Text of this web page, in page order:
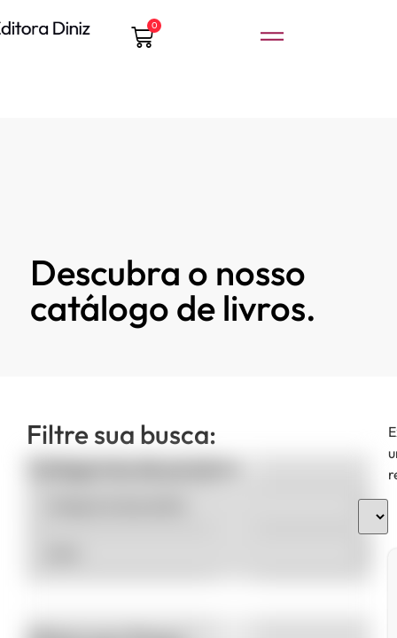
0
Descubra o nosso
catálogo de livros.
Filtre sua busca:
Categorias de produto